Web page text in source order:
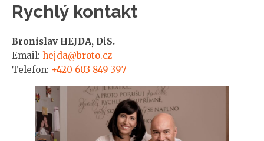
Rychlý kontakt
Bronislav HEJDA, DiS.
Email: hejda@broto.cz
Telefon: +420 603 849 397